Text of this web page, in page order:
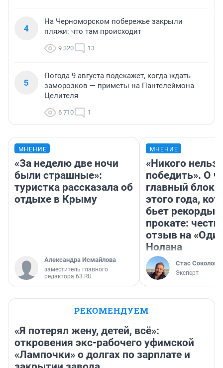
4
На Черноморском побережье закрыли
пляжи: что там происходит
9 320 13
5
Погода 9 августа подскажет, когда ждать
заморозков — приметы на Пантелеймона
Целителя
6 710 1
МНЕНИЕ
«За неделю две ночи
были страшные»:
туристка рассказала об
отдыхе в Крыму
Александра Исмайлова
заместитель главного
редактора 63.RU
МНЕНИЕ
«Никого нельзя
победить». О
главный
этого года,
бьет рекорды в
прокате:
отзыв на
Нолана
Стас Соколов
Эксперт
РЕКОМЕНДУЕМ
«Я потерял жену, детей, всё»:
откровения экс-рабочего уфимской
«Лампочки» о долгах по зарплате и